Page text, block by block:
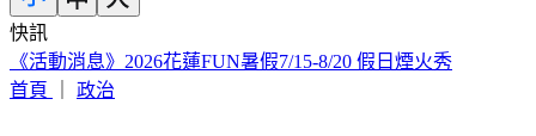
快訊
輕度颱風「琵鷺」生成！洋面三颱共舞 最新路徑曝
首頁
政治